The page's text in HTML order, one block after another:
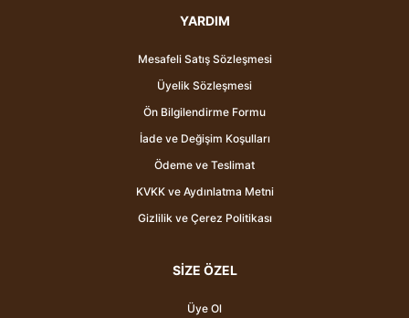
YARDIM
Mesafeli Satış Sözleşmesi
Üyelik Sözleşmesi
Ön Bilgilendirme Formu
İade ve Değişim Koşulları
Ödeme ve Teslimat
KVKK ve Aydınlatma Metni
Gizlilik ve Çerez Politikası
SİZE ÖZEL
Üye Ol